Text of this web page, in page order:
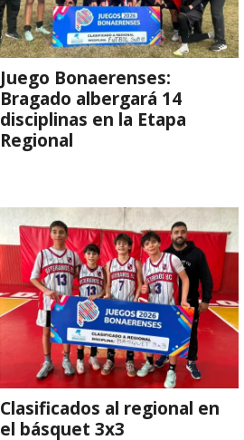
Juego Bonaerenses:
Bragado albergará 14
disciplinas en la Etapa
Regional
Clasificados al regional en
el básquet 3x3